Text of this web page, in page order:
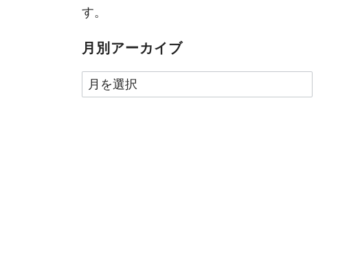
す。
月別アーカイブ
月
別